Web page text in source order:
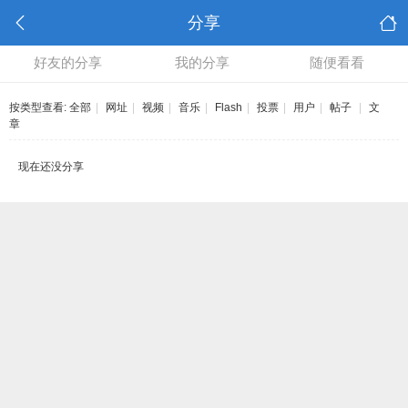
分享
好友的分享 我的分享 随便看看
按类型查看: 全部 网址 视频 音乐 Flash 投票 用户 帖子
文
章
现在还没分享